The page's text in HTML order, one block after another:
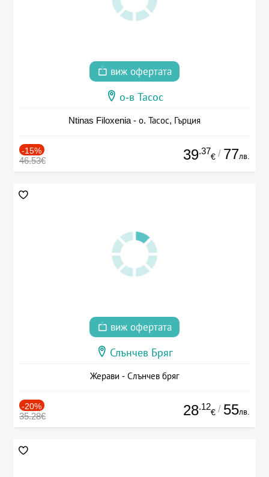
виж офертата
о-в Тасос
Ntinas Filoxenia - о. Тасос, Гърция
-15%
46.53€ 39.37
€ / 77лв.
виж офертата
Слънчев Бряг
Жерави - Слънчев бряг
-20%
35.28€ 28.12
€ / 55лв.